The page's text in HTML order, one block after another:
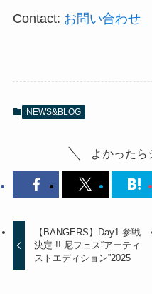
Contact: お問い合わせ
NEWS&BLOG
よかったら
【BANGERS】Day1 参戦
決定 !! 尼フェス“アーティ
ストエディション”2025